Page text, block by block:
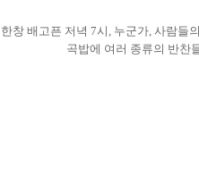
한창 배고픈 저녁 7시 누군가 사람들
곡밥에 여러 종류의 반찬